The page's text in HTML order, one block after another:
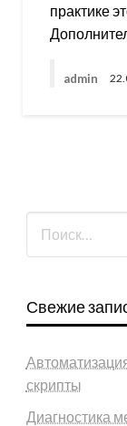
практике
admin
Свежие
скрипты
Диагностика